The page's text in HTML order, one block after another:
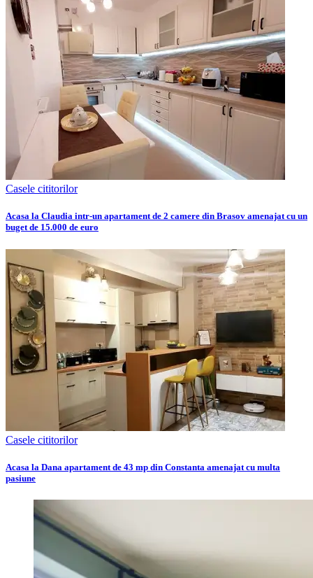
Casele cititorilor
Acasa la Claudia intr-un apartament de 2 camere din Brasov amenajat cu un
buget de 15.000 de euro
Casele cititorilor
Acasa la Dana apartament de 43 mp din Constanta amenajat cu multa
pasiune